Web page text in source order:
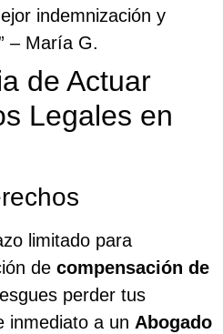
indemnización y
– María G.
de Actuar
Legales en
limitado para
de compensación de
perder tus
inmediato a un Abogado